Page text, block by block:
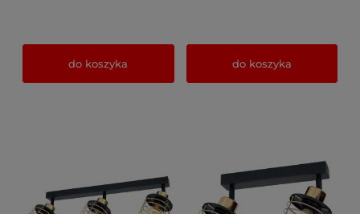
do koszyka do koszyka